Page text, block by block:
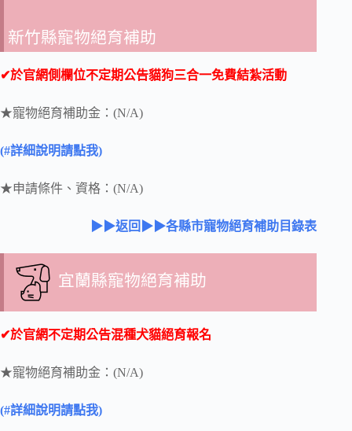
新竹縣寵物絕育補助
✔於官網側欄位不定期公告貓狗三合一免費結紮活動
★寵物絕育補助金：(N/A)
(#詳細說明請點我)
★申請條件、資格：(N/A)
▶▶返回▶▶各縣市寵物絕育補助目錄表
宜蘭縣寵物絕育補助
✔於官網不定期公告混種犬貓絕育報名
★寵物絕育補助金：(N/A)
(#詳細說明請點我)